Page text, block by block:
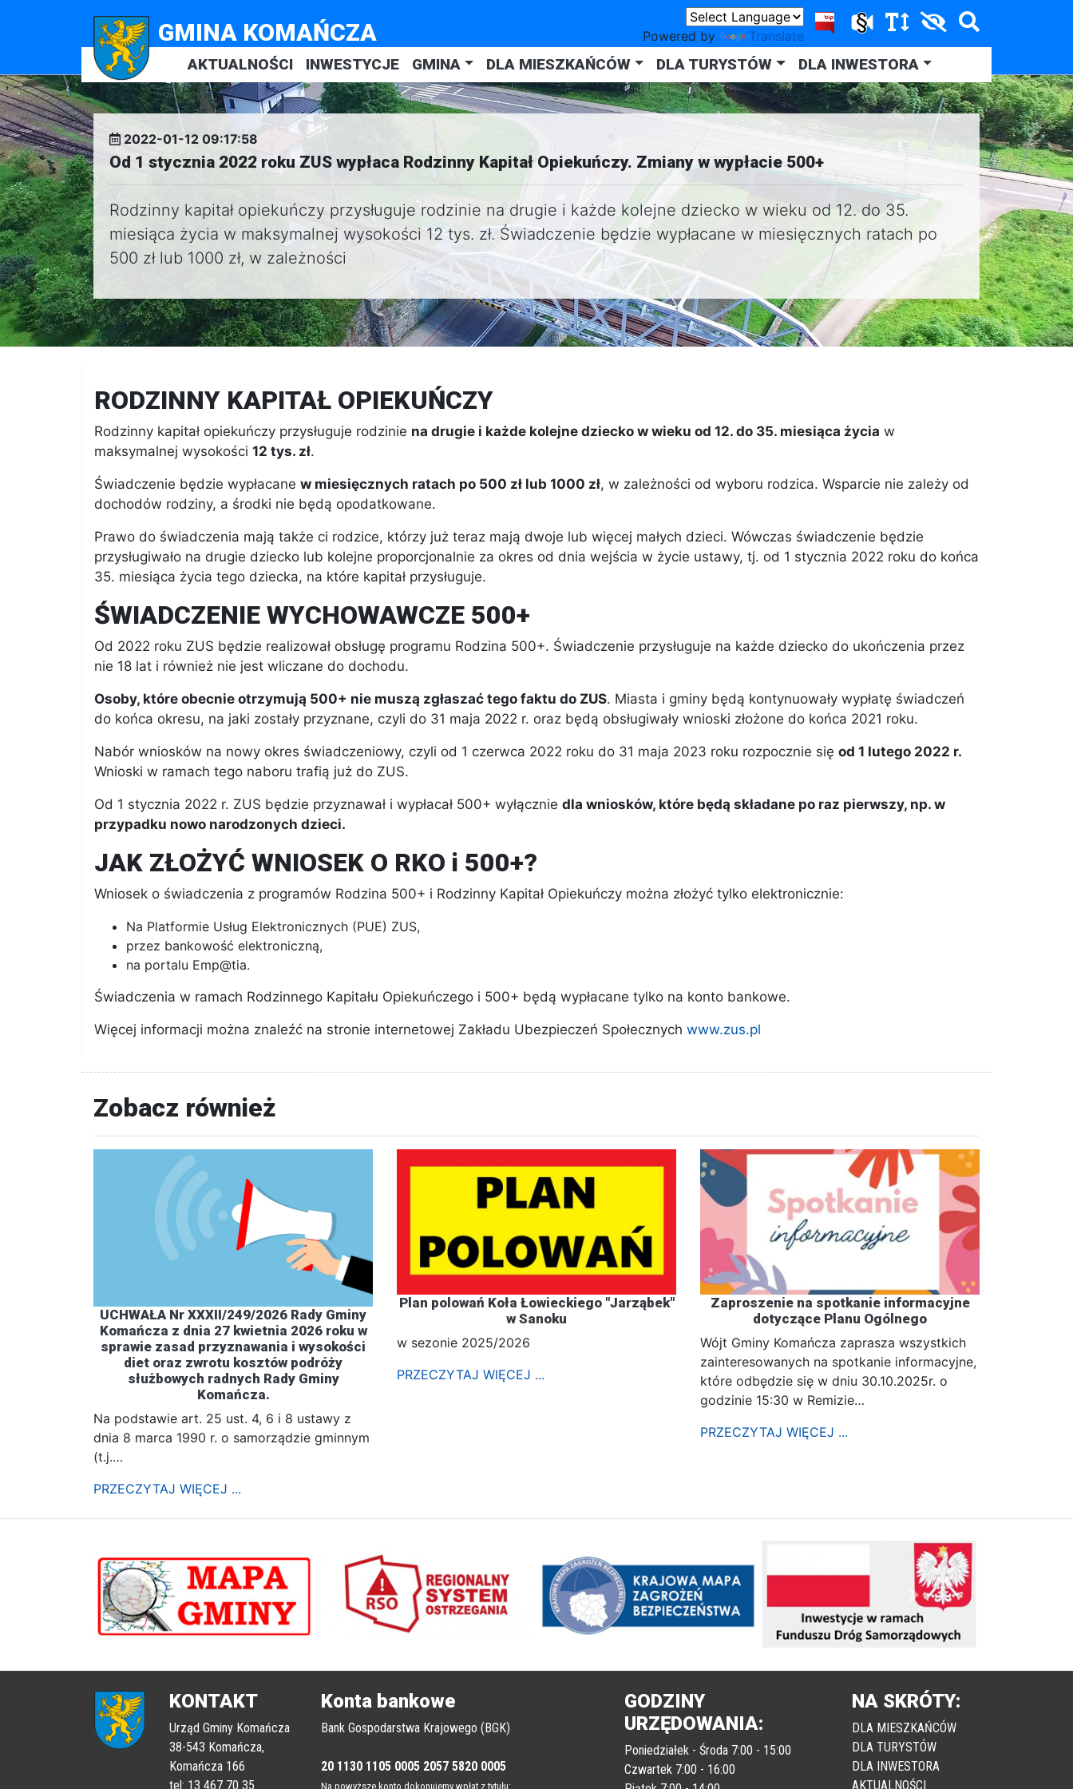
Powered by Translate
GMINA KOMAŃCZA
AKTUALNOŚCI INWESTYCJE GMINA DLA MIESZKAŃCÓW DLA TURYSTÓW DLA INWESTORA
2022-01-12 09:17:58
Od 1 stycznia 2022 roku ZUS wypłaca Rodzinny Kapitał Opiekuńczy. Zmiany w wypłacie 500+
Rodzinny kapitał opiekuńczy przysługuje rodzinie na drugie i każde kolejne dziecko w wieku od 12. do 35.
miesiąca życia w maksymalnej wysokości 12 tys. zł. Świadczenie będzie wypłacane w miesięcznych ratach po
500 zł lub 1000 zł, w zależności
RODZINNY KAPITAŁ OPIEKUŃCZY
Rodzinny kapitał opiekuńczy przysługuje rodzinie na drugie i każde kolejne dziecko w wieku od 12. do 35. miesiąca życia w
maksymalnej wysokości 12 tys. zł.
Świadczenie będzie wypłacane w miesięcznych ratach po 500 zł lub 1000 zł, w zależności od wyboru rodzica. Wsparcie nie zależy od
dochodów rodziny, a środki nie będą opodatkowane.
Prawo do świadczenia mają także ci rodzice, którzy już teraz mają dwoje lub więcej małych dzieci. Wówczas świadczenie będzie
przysługiwało na drugie dziecko lub kolejne proporcjonalnie za okres od dnia wejścia w życie ustawy, tj. od 1 stycznia 2022 roku do końca
35. miesiąca życia tego dziecka, na które kapitał przysługuje.
ŚWIADCZENIE WYCHOWAWCZE 500+
Od 2022 roku ZUS będzie realizował obsługę programu Rodzina 500+. Świadczenie przysługuje na każde dziecko do ukończenia przez
nie 18 lat i również nie jest wliczane do dochodu.
Osoby, które obecnie otrzymują 500+ nie muszą zgłaszać tego faktu do ZUS. Miasta i gminy będą kontynuowały wypłatę świadczeń
do końca okresu, na jaki zostały przyznane, czyli do 31 maja 2022 r. oraz będą obsługiwały wnioski złożone do końca 2021 roku.
Nabór wniosków na nowy okres świadczeniowy, czyli od 1 czerwca 2022 roku do 31 maja 2023 roku rozpocznie się od 1 lutego 2022 r.
Wnioski w ramach tego naboru trafią już do ZUS.
Od 1 stycznia 2022 r. ZUS będzie przyznawał i wypłacał 500+ wyłącznie dla wniosków, które będą składane po raz pierwszy, np. w
przypadku nowo narodzonych dzieci.
JAK ZŁOŻYĆ WNIOSEK O RKO i 500+?
Wniosek o świadczenia z programów Rodzina 500+ i Rodzinny Kapitał Opiekuńczy można złożyć tylko elektronicznie:
Na Platformie Usług Elektronicznych (PUE) ZUS,
przez bankowość elektroniczną,
na portalu Emp@tia.
Świadczenia w ramach Rodzinnego Kapitału Opiekuńczego i 500+ będą wypłacane tylko na konto bankowe.
Więcej informacji można znaleźć na stronie internetowej Zakładu Ubezpieczeń Społecznych www.zus.pl
Zobacz również
UCHWAŁA Nr XXXII/249/2026 Rady Gminy
Komańcza z dnia 27 kwietnia 2026 roku w
sprawie zasad przyznawania i wysokości
diet oraz zwrotu kosztów podróży
służbowych radnych Rady Gminy
Komańcza.
Na podstawie art. 25 ust. 4, 6 i 8 ustawy z
dnia 8 marca 1990 r. o samorządzie gminnym
(t.j.…
PRZECZYTAJ WIĘCEJ ...
Plan polowań Koła Łowieckiego "Jarząbek"
w Sanoku
w sezonie 2025/2026
PRZECZYTAJ WIĘCEJ ...
Zaproszenie na spotkanie informacyjne
dotyczące Planu Ogólnego
Wójt Gminy Komańcza zaprasza wszystkich
zainteresowanych na spotkanie informacyjne,
które odbędzie się w dniu 30.10.2025r. o
godzinie 15:30 w Remizie…
PRZECZYTAJ WIĘCEJ ...
poprzednii Następny
KONTAKT
Urząd Gminy Komańcza
38-543 Komańcza,
Komańcza 166
tel: 13 467 70 35
Konta bankowe
Bank Gospodarstwa Krajowego (BGK)
20 1130 1105 0005 2057 5820 0005
Na powyższe konto dokonujemy wpłat z tytułu:
GODZINY
URZĘDOWANIA:
Poniedziałek - Środa 7:00 - 15:00
Czwartek 7:00 - 16:00
NA SKRÓTY:
DLA MIESZKAŃCÓW
DLA TURYSTÓW
DLA INWESTORA
AKTUALNOŚCI